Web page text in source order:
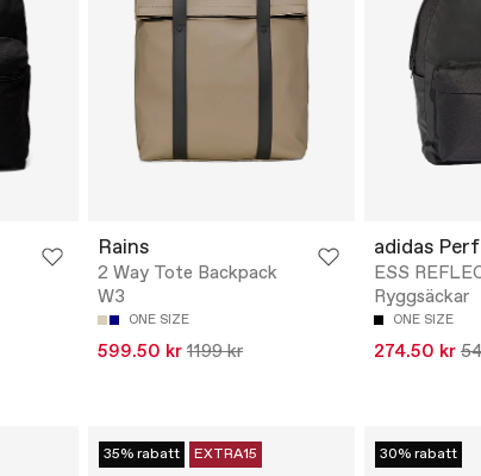
Rains
2 Way Tote Backpack
W3
ONE SIZE
599.50 kr 1199 kr
adidas
ESS
Ryggsäckar
ONE SIZE
274.50 kr
35% rabatt EXTRA15 30% rabatt